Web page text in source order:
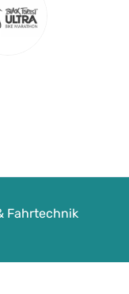
Fahrtechnik